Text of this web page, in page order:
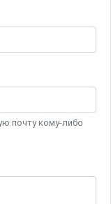
почту кому-либо